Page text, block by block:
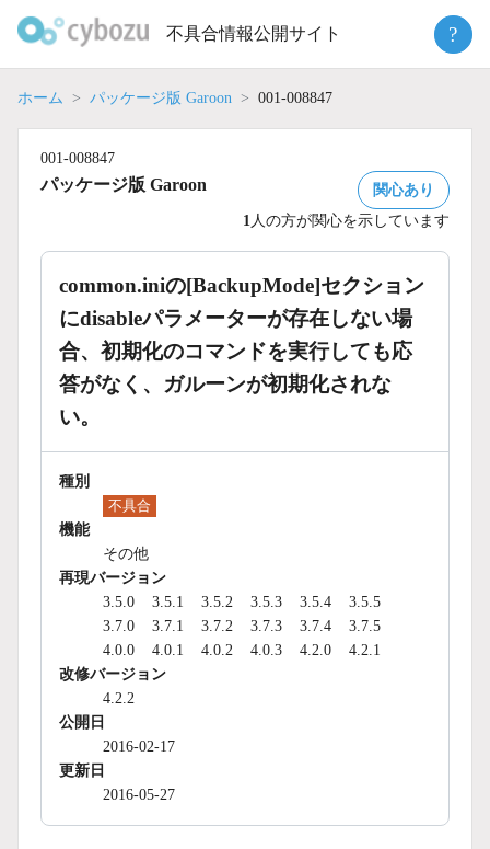
不具合情報公開サイト ?
ホーム パッケージ版 Garoon 001-008847
001-008847
パッケージ版 Garoon
関心あり
1 人の方が関心を示しています
common.iniの[BackupMode]セクション
にdisableパラメーターが存在しない場
合、初期化のコマンドを実行しても応
答がなく、ガルーンが初期化されな
い。
種別
不具合
機能
その他
再現バージョン
3.5.0
3.5.1 3.5.2 3.5.3 3.5.4
3.5.5
3.7.0
3.7.1 3.7.2 3.7.3 3.7.4
3.7.5
4.0.0
4.0.1 4.0.2 4.0.3 4.2.0
4.2.1
改修バージョン
4.2.2
公開日
2016-02-17
更新日
2016-05-27